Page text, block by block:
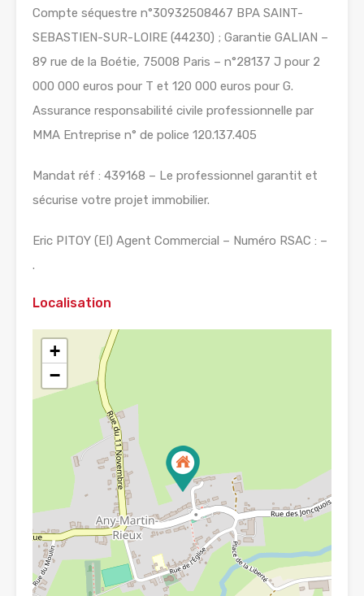
Compte séquestre n°30932508467 BPA SAINT-
SEBASTIEN-SUR-LOIRE (44230) ; Garantie GALIAN –
89 rue de la Boétie, 75008 Paris – n°28137 J pour 2
000 000 euros pour T et 120 000 euros pour G.
Assurance responsabilité civile professionnelle par
MMA Entreprise n° de police 120.137.405
Mandat réf : 439168 – Le professionnel garantit et
sécurise votre projet immobilier.
Eric PITOY (EI) Agent Commercial – Numéro RSAC : –
.
Localisation
+
−